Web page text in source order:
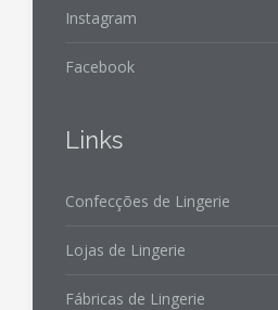
Instagram
Facebook
Links
Confecções de Lingerie
Lojas de Lingerie
Fábricas de Lingerie